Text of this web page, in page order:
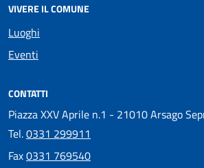
VIVERE IL COMUNE
Luoghi
Eventi
CONTATTI
Piazza XXV Aprile n.1 - 21010 Arsago
Tel.0331 299911
Fax0331 769540